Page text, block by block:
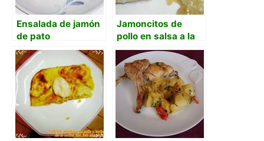
Ensalada de jamón
de pato
Jamoncitos de
pollo en salsa a la
naranja con
patatas panaderas